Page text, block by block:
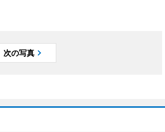
次の写真